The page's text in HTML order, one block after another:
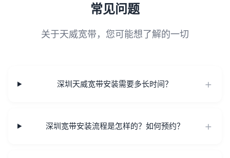
常见问题
关于天威宽带，您可能想了解的一切
深圳天威宽带安装需要多长时间？
深圳宽带安装流程是怎样的？如何预约？